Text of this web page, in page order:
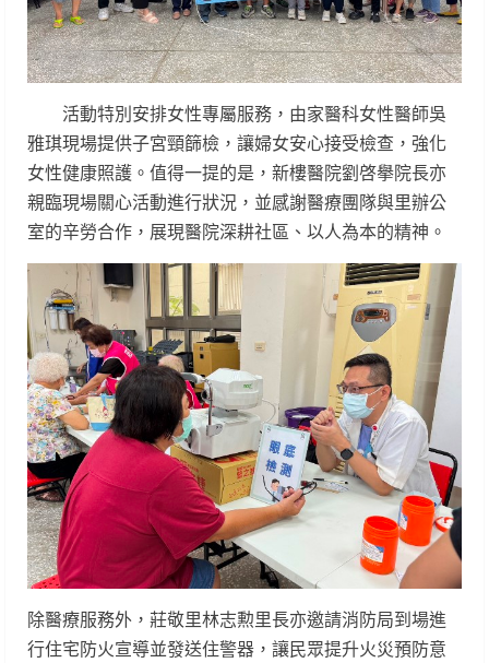
活動特別安排女性專屬服務，由家醫科女性醫師吳
雅琪現場提供子宮頸篩檢，讓婦女安心接受檢查，強化
女性健康照護。值得一提的是，新樓醫院劉啓擧院長亦
親臨現場關心活動進行狀況，並感謝醫療團隊與里辦公
室的辛勞合作，展現醫院深耕社區、以人為本的精神。
除醫療服務外，莊敬里林志勲里長亦邀請消防局到場進
行住宅防火宣導並發送住警器，讓民眾提升火災預防意